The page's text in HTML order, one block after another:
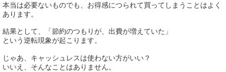
本当は必要ないものでも、お得感につられて買ってしまうことはよく
あります。
結果として、「節約のつもりが、出費が増えていた」
という逆転現象が起こります。
じゃあ、キャッシュレスは使わない方がいい？
いいえ、そんなことはありません。